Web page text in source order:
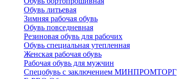
Обувь литьевая
Зимняя рабочая обувь
Обувь повседневная
Резиновая обувь для рабочих
Обувь специальная утепленная
Женская рабочая обувь
Рабочая обувь для мужчин
Спецобувь с заключением МИНПРОМТОРГ